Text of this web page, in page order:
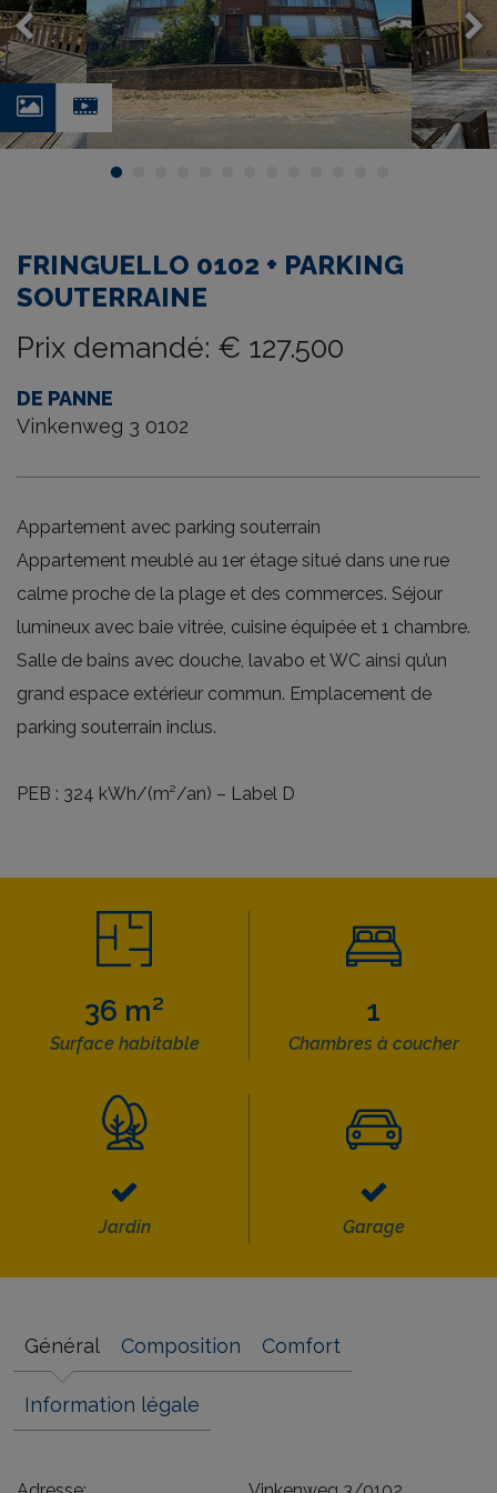
PhotosVideo
FRINGUELLO 0102 + PARKING
SOUTERRAINE
Prix demandé: € 127.500
DE PANNE
Vinkenweg 3 0102
Appartement avec parking souterrain
Appartement meublé au 1er étage situé dans une rue
calme proche de la plage et des commerces. Séjour
lumineux avec baie vitrée, cuisine équipée et 1 chambre.
Salle de bains avec douche, lavabo et WC ainsi qu’un
grand espace extérieur commun. Emplacement de
parking souterrain inclus.
PEB : 324 kWh/(m²/an) – Label D
36 m²
Surface habitable
1
Chambres à coucher
Jardin Garage
Général Composition Comfort
Information légale